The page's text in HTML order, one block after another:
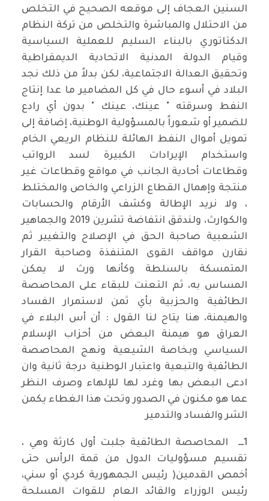
السنين العجاف إلى موقعه الصحيح في التخلص
من الاحتلال والمباشرة والتخلص من تركة النظام
الدكتاتوري بالبناء السليم للعملية السياسية
وقيام الدولة المدنية الاتحادية الديمقراطية
وتحقيق العدالة الاجتماعية، لكن بدلاً من ذلك نجد
البلاد في أسوء حال في كل المضامير ما عدا إنتاج
النفط وسرقته " عينك، عينك " بدون أي رادع
للضمير أو شعوراً بالمسؤولية الوطنية، إضافة إلى
تمويل أموال النفط الهائلة للنظام الريعي الخام
واستخدام الإيرادات الكبيرة لسد الرواتب
وقطاعات أحادية الجانب في مواقع وقطاعات غير
منتجة وإهمال القطاع الزراعي والخاص والمختلط
، ولا نريد الإطالة وكشف الأرقام والحسابات
والكوارث، ولندقق انتفاضة تشرين 2019 والجماهير
الشعبية صاحبة الحق في الإصلاح والتغيير ثم
نقارن مواقف القوى المتنفذة وصاحبة القرار
المتمسكة بالسلطة وكأنها ورث لا يمكن
المساس به، ثم التعنت للبقاء على المحاصصة
الطائفية والحزبية بأي ثمن لاستمرار الفساد
والهيمنة، هنا يتاح لنا القول : أن أس البلاء في
العراق هو هيمنة البعض من أحزاب الإسلام
السياسي وبخاصة الشيعية ونهج المحاصصة
الطائفية والتبعية واعتبار الوطنية درجة ثانية وان
ادعى البعض بها وغرد لها للإلهاء وصرف النظر
عما هو مكنون في الصدور وتحت هذا الغطاء يكمن
الشر والفساد والتدمير
1ـــ المحاصصة الطائفية جلبت أول كارثة وهي ،
تقسيم مسؤوليات الدول من قمة الرأس حتى
أخمص القدمين( رئيس الجمهورية كردي أو سني،
رئيس الوزراء والقائد العام للقوات المسلحة